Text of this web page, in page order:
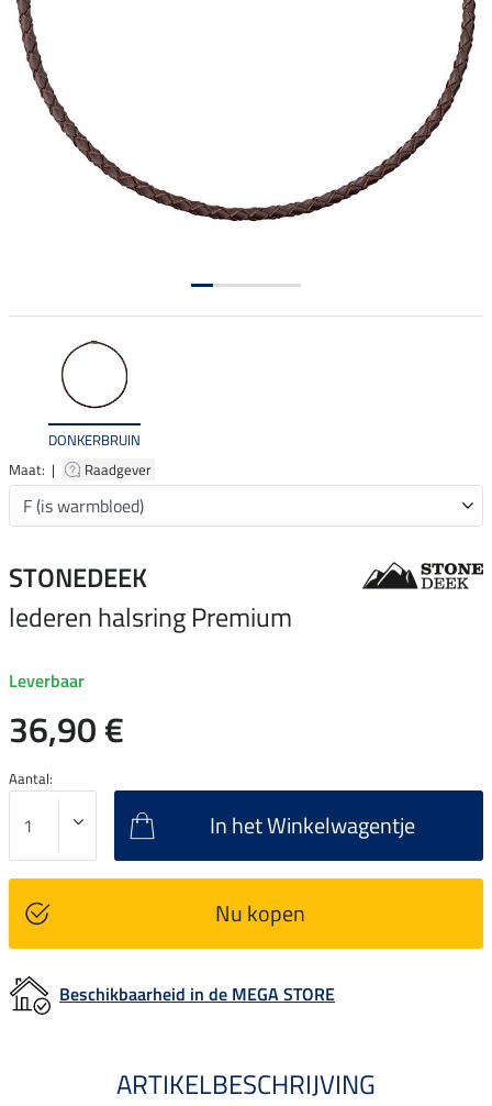
DONKERBRUIN
Maat: |
Raadgever
STONEDEEK
lederen halsring Premium
Leverbaar
36,90 €
Aantal:
In het Winkelwagentje
Nu kopen
Beschikbaarheid in de MEGA STORE
ARTIKELBESCHRIJVING